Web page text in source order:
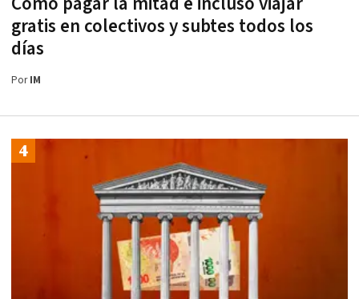
gratis en colectivos y subtes todos los
días
PorIM